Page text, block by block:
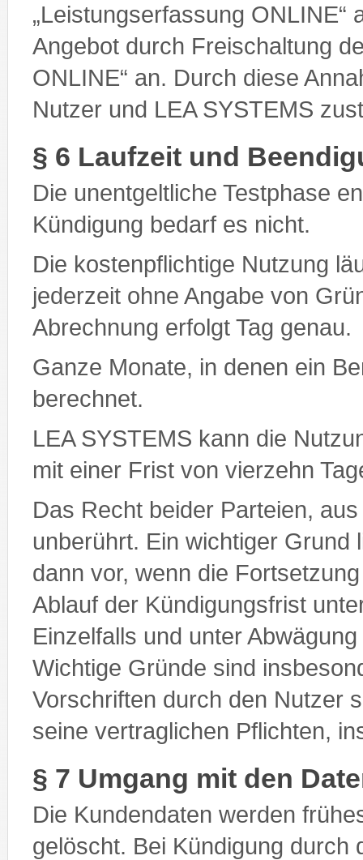
„Leistungserfassung ONLINE“
Angebot durch Freischaltung
ONLINE“ an. Durch diese
Nutzer und LEA SYSTEMS
§ 6 Laufzeit und
Die unentgeltliche Testphase
Kündigung bedarf es nicht.
Die kostenpflichtige Nutzung
jederzeit ohne Angabe von
Abrechnung erfolgt Tag genau.
Ganze Monate, in denen ein
berechnet.
LEA SYSTEMS kann die
mit einer Frist von vierzehn
Das Recht beider Parteien,
unberührt. Ein wichtiger Grund
dann vor, wenn die
Ablauf der Kündigungsfrist
Einzelfalls und unter
Wichtige Gründe sind
Vorschriften durch den Nutzer
seine vertraglichen Pflichten,
§ 7 Umgang mit den
Die Kundendaten werden
gelöscht. Bei Kündigung durch